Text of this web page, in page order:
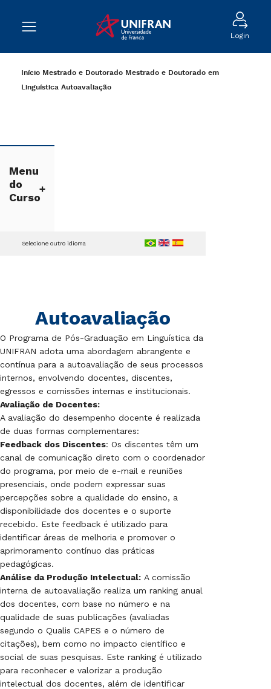
Login
Início Mestrado e Doutorado Mestrado e Doutorado em
Linguística Autoavaliação
Menu
do
Curso
Autoavaliação
Selecione outro idioma
O Programa de Pós-Graduação em Linguística da
UNIFRAN adota uma abordagem abrangente e
contínua para a autoavaliação de seus processos
internos, envolvendo docentes, discentes,
egressos e comissões internas e institucionais.
Avaliação de Docentes:
A avaliação do desempenho docente é realizada
de duas formas complementares:
Feedback dos Discentes: Os discentes têm um
canal de comunicação direto com o coordenador
do programa, por meio de e-mail e reuniões
presenciais, onde podem expressar suas
percepções sobre a qualidade do ensino, a
disponibilidade dos docentes e o suporte
recebido. Este feedback é utilizado para
identificar áreas de melhoria e promover o
aprimoramento contínuo das práticas
pedagógicas.
Análise da Produção Intelectual: A comissão
interna de autoavaliação realiza um ranking anual
dos docentes, com base no número e na
qualidade de suas publicações (avaliadas
segundo o Qualis CAPES e o número de
citações), bem como no impacto científico e
social de suas pesquisas. Este ranking é utilizado
para reconhecer e valorizar a produção
intelectual dos docentes, além de identificar